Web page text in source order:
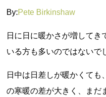
By:Pete Birkinshaw
日に日に暖かさが増してき
いる方も多いのではないで
日中は日差しが暖かくても
の寒暖の差が大きく、まだ